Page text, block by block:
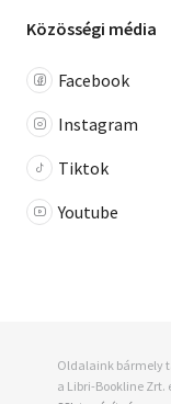
Közösségi média
Facebook
Instagram
Tiktok
Youtube
Oldalaink bármely
a Libri-Bookline Zrt.